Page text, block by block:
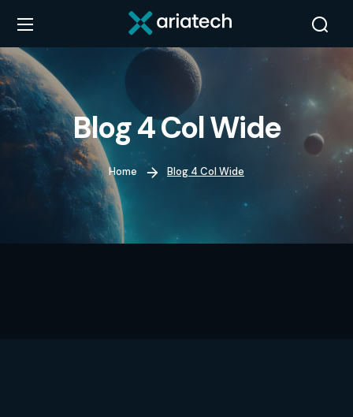
Blog 4 Col Wide
Home Blog 4 Col Wide